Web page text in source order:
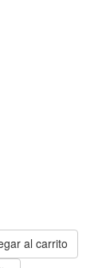
al carrito